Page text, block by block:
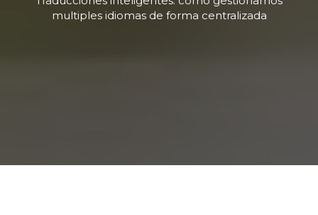
multiples idiomas de forma centralizada